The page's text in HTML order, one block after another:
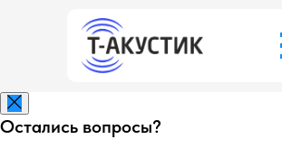
Остались вопросы?